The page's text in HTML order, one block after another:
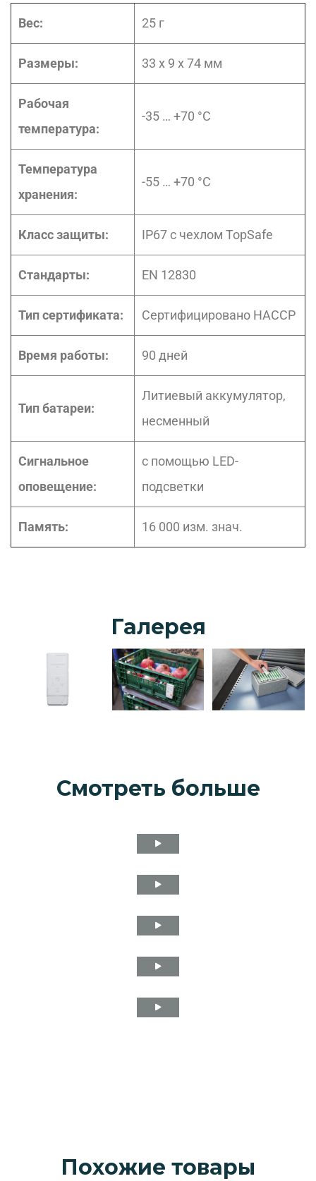
Вес: 25 г
Размеры: 33 x 9 x 74 мм
Рабочая
температура:
-35 … +70 °C
Температура
хранения:
-55 … +70 °C
Класс защиты: IP67 с чехлом TopSafe
Стандарты: EN 12830
Тип сертификата: Сертифицировано НАССР
Время работы: 90 дней
Тип батареи:
Литиевый аккумулятор,
несменный
Сигнальное
оповещение:
с помощью LED-
подсветки
Память: 16 000 изм. знач.
Галерея
Смотреть больше
Похожие товары